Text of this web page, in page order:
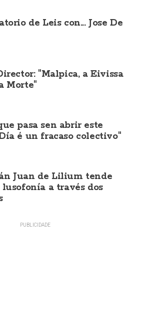
de Leis con... Jose De
"Malpica, a Eivissa
Morte"
pasa sen abrir este
é un fracaso colectivo"
Juan de Lilium tende
lusofonía a través dos